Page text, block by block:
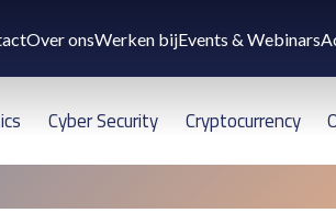
Over onsWerken bijEvents & Webinars
Cyber Security Cryptocurrency